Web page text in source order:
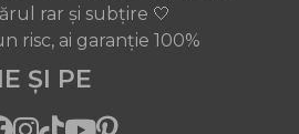
rar și subțire 🤍
risc, ai garanție 100%
ȘI PE
Instagram
TikTok
YoutubePinterest